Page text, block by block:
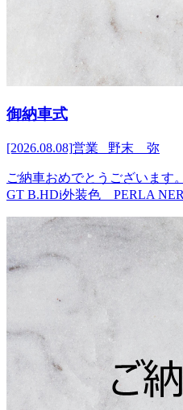
御納車式
[2026.08.08]営業 野末 弥
ご納車おめでとうございます
GT B.HDi外装色 PERLA